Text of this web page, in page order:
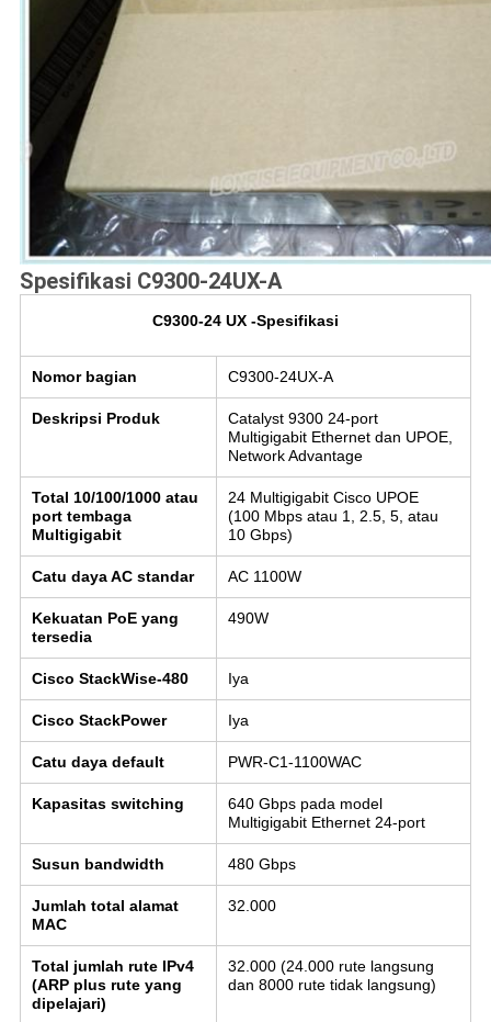
Spesifikasi C9300-24UX-A
C9300-24 UX -Spesifikasi
Nomor bagian C9300-24UX-A
Deskripsi Produk
Catalyst 9300 24-port
Multigigabit Ethernet dan UPOE,
Network Advantage
Total 10/100/1000 atau
port tembaga
Multigigabit
24 Multigigabit Cisco UPOE
(100 Mbps atau 1, 2.5, 5, atau
10 Gbps)
Catu daya AC standar AC 1100W
Kekuatan PoE yang
tersedia
490W
Cisco StackWise-480 Iya
Cisco StackPower Iya
Catu daya default PWR-C1-1100WAC
Kapasitas switching
640 Gbps pada model
Multigigabit Ethernet 24-port
Susun bandwidth 480 Gbps
Jumlah total alamat
MAC
32.000
Total jumlah rute IPv4
(ARP plus rute yang
dipelajari)
32.000 (24.000 rute langsung
dan 8000 rute tidak langsung)